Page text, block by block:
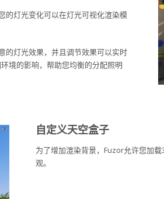
的灯光变化可以在灯光可视化渲染模
的灯光效果，并且调节效果可以实时
境的影响，帮助您均衡的分配照明
自定义天空盒子
为了增加渲染背景，Fuzor允许您加
观。